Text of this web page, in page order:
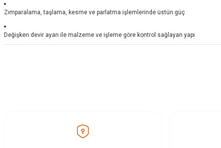
Zımparalama, taşlama, kesme ve parlatma işlemlerinde üstün güç
Değişken devir ayarı ile malzeme ve işleme göre kontrol sağlayan yapı
Ürün açıklamasında eksik bilgiler bulunuyor.